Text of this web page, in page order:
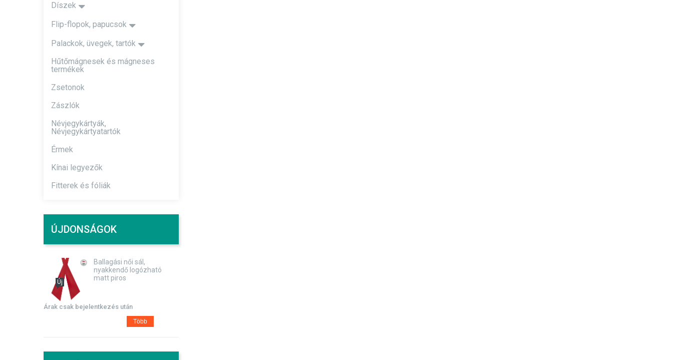
Díszek
Flip-flopok, papucsok
Palackok, üvegek, tartók
Hűtőmágnesek és mágneses
termékek
Zsetonok
Zászlók
Névjegykártyák,
Névjegykártyatartók
Érmek
Kínai legyezők
Fitterek és fóliák
ÚJDONSÁGOK
Ballagási női sál,
nyakkendő logózható
matt piros
Árak csak bejelentkezés után
Új
Több